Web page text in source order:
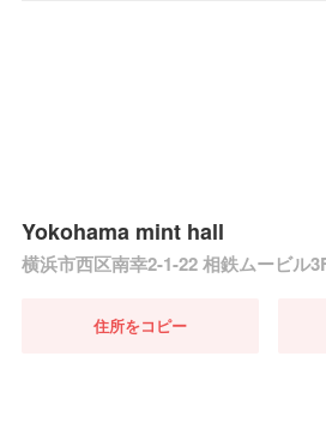
Yokohama mint hall
横浜市西区南幸2-1-22 相鉄ムービル
住所をコピー